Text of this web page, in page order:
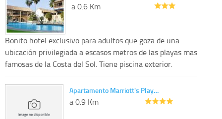
a 0.6 Km
Bonito hotel exclusivo para adultos que goza de una
ubicación privilegiada a escasos metros de las playas mas
famosas de la Costa del Sol. Tiene piscina exterior.
Apartamento Marriott's Play…
a 0.9 Km